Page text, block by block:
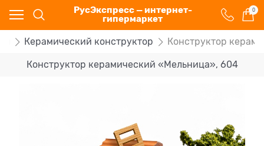
РусЭкспресс — интернет-
гипермаркет
0
Керамический конструктор Конструктор
Конструктор керамический «Мельница», 604